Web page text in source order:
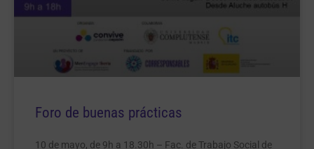
Foro de buenas prácticas
10 de mayo, de 9h a 18.30h – Fac. de Trabajo Social de